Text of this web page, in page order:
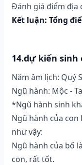
Đánh giá điểm địa
Kết luận: Tổng
14.dự kiến sinh
Năm âm lịch: Quý
Ngũ hành: Mộc -
*Ngũ hành sinh
Ngũ hành của con
như vậy:
Ngũ hành của bố
con, rất tốt.